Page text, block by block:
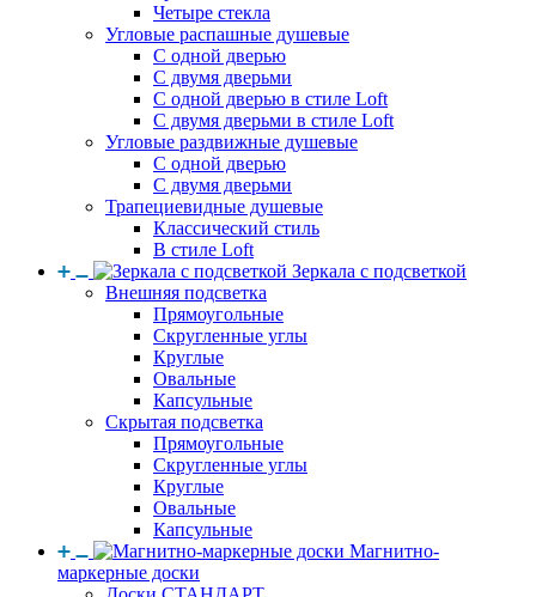
Четыре стекла
Угловые распашные душевые
С одной дверью
С двумя дверьми
С одной дверью в стиле Loft
С двумя дверьми в стиле Loft
Угловые раздвижные душевые
С одной дверью
С двумя дверьми
Трапециевидные душевые
Классический стиль
В стиле Loft
Зеркала с подсветкой
Внешняя подсветка
Прямоугольные
Скругленные углы
Круглые
Овальные
Капсульные
Скрытая подсветка
Прямоугольные
Скругленные углы
Круглые
Овальные
Капсульные
Магнитно-
маркерные доски